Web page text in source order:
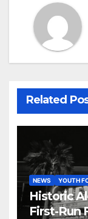
Related
NEWS YOUTH
Historic
First-Run